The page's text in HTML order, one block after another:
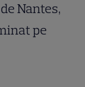
Nantes,
pe